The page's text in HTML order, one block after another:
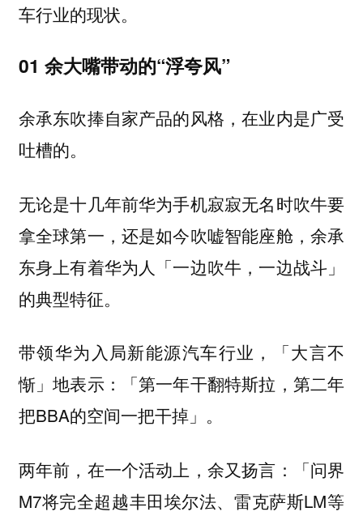
车行业的现状。
01 余大嘴带动的“浮夸风”
余承东吹捧自家产品的风格，在业内是广受
吐槽的。
无论是十几年前华为手机寂寂无名时吹牛要
拿全球第一，还是如今吹嘘智能座舱，余承
东身上有着华为人「一边吹牛，一边战斗」
的典型特征。
带领华为入局新能源汽车行业，「大言不
惭」地表示：「第一年干翻特斯拉，第二年
把BBA的空间一把干掉」。
两年前，在一个活动上，余又扬言：「问界
M7将完全超越丰田埃尔法、雷克萨斯LM等